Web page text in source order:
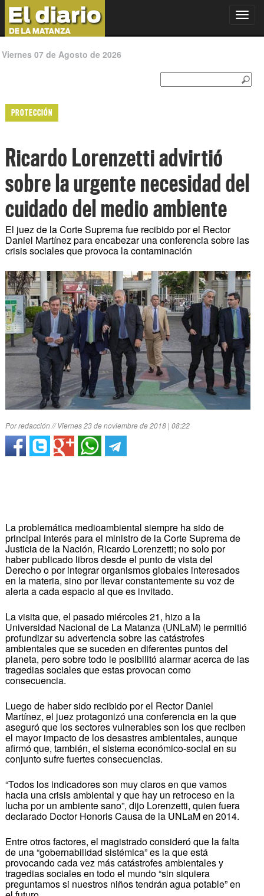
Viernes 07 de Agosto de 2026
PROTECCIÓN
Ricardo Lorenzetti advirtió
sobre la urgente necesidad del
cuidado del medio ambiente
El juez de la Corte Suprema fue recibido por el Rector
Daniel Martínez para encabezar una conferencia sobre las
crisis sociales que provoca la contaminación
Por redacción // Viernes 23 de noviembre de 2018 | 08:22
La problemática medioambiental siempre ha sido de
principal interés para el ministro de la Corte Suprema de
Justicia de la Nación, Ricardo Lorenzetti; no solo por
haber publicado libros desde el punto de vista del
Derecho o por integrar organismos globales interesados
en la materia, sino por llevar constantemente su voz de
alerta a cada espacio al que es invitado.
La visita que, el pasado miércoles 21, hizo a la
Universidad Nacional de La Matanza (UNLaM) le permitió
profundizar su advertencia sobre las catástrofes
ambientales que se suceden en diferentes puntos del
planeta, pero sobre todo le posibilitó alarmar acerca de las
tragedias sociales que estas provocan como
consecuencia.
Luego de haber sido recibido por el Rector Daniel
Martínez, el juez protagonizó una conferencia en la que
aseguró que los sectores vulnerables son los que reciben
el mayor impacto de los desastres ambientales, aunque
afirmó que, también, el sistema económico-social en su
conjunto sufre fuertes consecuencias.
“Todos los indicadores son muy claros en que vamos
hacia una crisis ambiental y que hay un retroceso en la
lucha por un ambiente sano”, dijo Lorenzetti, quien fuera
declarado Doctor Honoris Causa de la UNLaM en 2014.
Entre otros factores, el magistrado consideró que la falta
de una “gobernabilidad sistémica” es la que está
provocando cada vez más catástrofes ambientales y
tragedias sociales en todo el mundo “sin siquiera
preguntamos si nuestros niños tendrán agua potable” en